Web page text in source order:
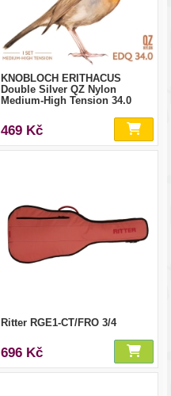
KNOBLOCH ERITHACUS
Double Silver QZ Nylon
Medium-High Tension 34.0
469 Kč
Ritter RGE1-CT/FRO 3/4
696 Kč